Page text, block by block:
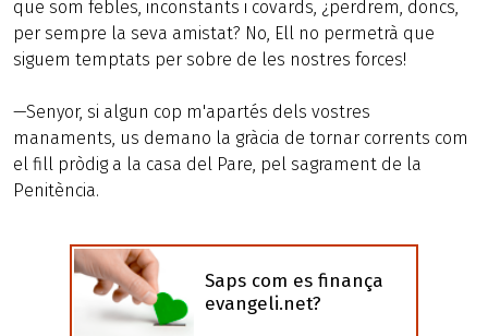
que som febles, inconstants i covards, ¿perdrem, doncs,
per sempre la seva amistat? No, Ell no permetrà que
siguem temptats per sobre de les nostres forces!
—Senyor, si algun cop m'apartés dels vostres
manaments, us demano la gràcia de tornar corrents com
el fill pròdig a la casa del Pare, pel sagrament de la
Penitència.
Saps com es finança
evangeli.net?